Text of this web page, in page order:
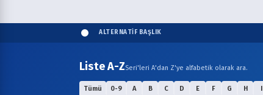
ALTERNATİF BAŞLIK
Liste A-ZSeri'leri A'dan Z'ye alfabetik olarak ara.
Tümü 0-9 A B C D E F G H I